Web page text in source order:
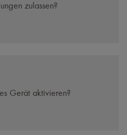
zulassen?
Gerät aktivieren?